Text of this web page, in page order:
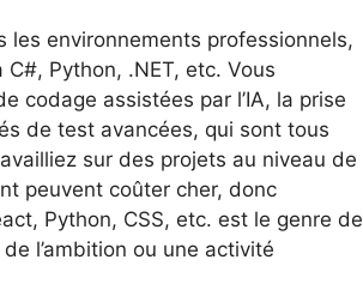
environnements professionnels,
Python, .NET, etc. Vous
codage assistées par l’IA, la prise
de test avancées, qui sont tous
sur des projets au niveau de
peuvent coûter cher, donc
Python, CSS, etc. est le genre de
l’ambition ou une activité